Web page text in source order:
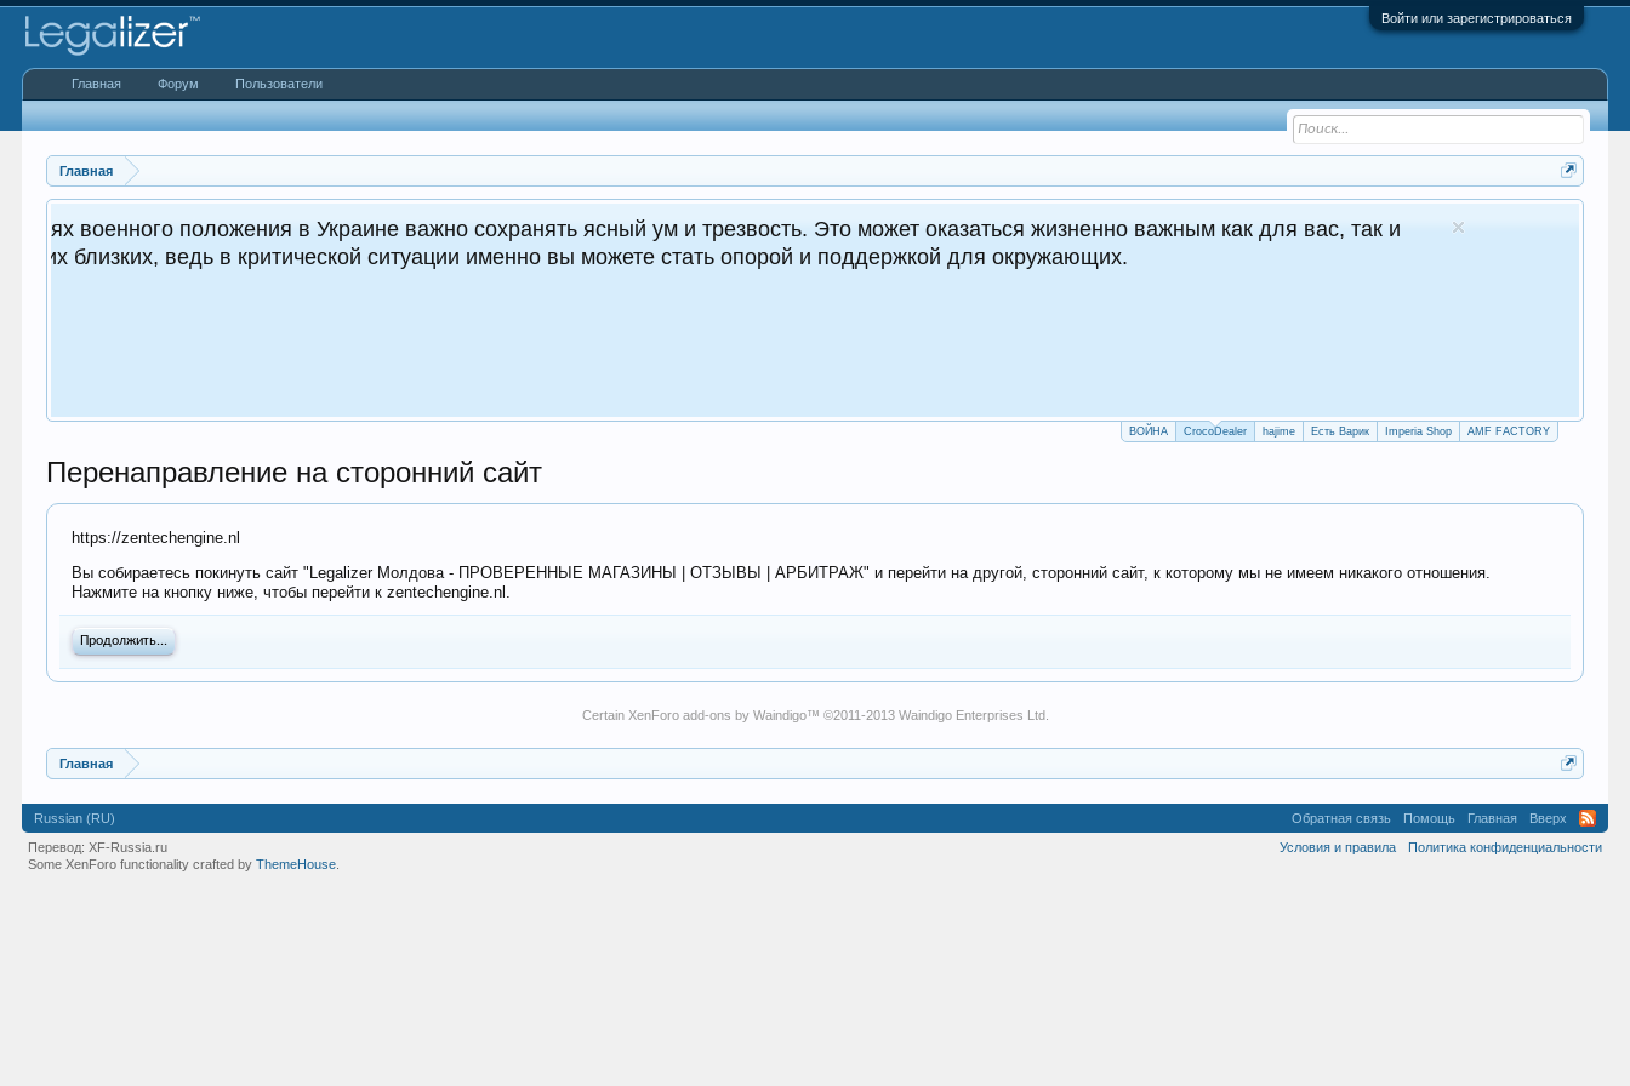
Войти или зарегистрироваться
Главная
важным как для вас, так и
CrocoDealer - №1 в Молдове Сайт авто продаж
Круглосуточные продажи 24/7
ВОЙНА CrocoDealer hajime Есть Варик Imperia Shop AMF FACTORY
Перенаправление на сторонний сайт
https://zentechengine.nl
Вы собираетесь покинуть сайт "Legalizer Молдова - ПРОВЕРЕННЫЕ МАГАЗИНЫ | ОТЗЫВЫ | АРБИТРАЖ" и перейти на другой, сторонний сайт, к которому мы не имеем никакого отношения.
Нажмите на кнопку ниже, чтобы перейти к zentechengine.nl.
Продолжить...
Certain XenForo add-ons by Waindigo™ ©2011-2013 Waindigo Enterprises Ltd.
Главная
Главная Форум Пользователи
Russian (RU) Обратная связь Помощь Главная
Вверх
Условия и правила
Политика конфиденциальности
Перевод:XF-Russia.ru
Some XenForo functionality crafted byThemeHouse